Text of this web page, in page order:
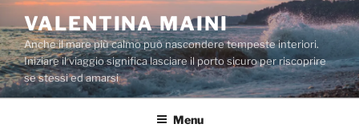
Salta
al
contenuto
VALENTINA MAINI
Anche il mare più calmo può nascondere tempeste interiori.
Iniziare il viaggio significa lasciare il porto sicuro per riscoprire
se stessi ed amarsi
Menu